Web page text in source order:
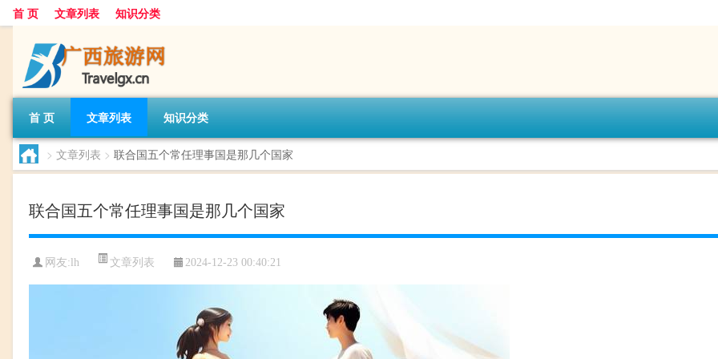
首 页 文章列表 知识分类
首 页 文章列表 知识分类
> 文章列表 > 联合国五个常任理事国是那几个国家
联合国五个常任理事国是那几个国家
网友: lh 文章列表 2024-12-23 00:40:21